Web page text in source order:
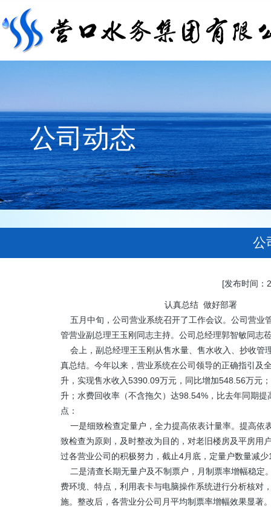
公司动态
公
[发布时间
认真总结 做好部署
五月中旬，公司营业系统召开了工作会议。公司营业
管营业副总理王玉刚同志主持。公司总经理郭智敏同志
会上，副总经理王玉刚从售水量、售水收入、抄收管
真总结。今年以来，营业系统在公司领导的正确指引及
升，实现售水收入5390.09万元，同比增加548.56万元
升；水费回收率（不含拖欠）达98.54%，比去年同期
点：
一是细致检查定量户，全力提高依表计量率。提高依
致检查为原则，及时整改为目的，对老旧楼房及平房用
过各营业公司的积极努力，截止4月底，定量户数量减
二是清查长期无量户及不制票户，月制票率增幅稳定
费环境、特点，利用表卡与电脑操作系统进行分析核对
施。整改后，各营业分公司月平均制票率增幅效果显著